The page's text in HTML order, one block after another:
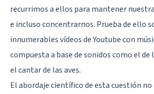
recurrimos a ellos para mantener
e incluso concentrarnos. Prueba de ello
innumerables vídeos de Youtube con
compuesta a base de sonidos como el de
el cantar de las aves.
El abordaje científico de esta cuestión no